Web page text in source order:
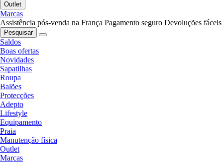
Outlet
Marcas
Assistência pós-venda na França Pagamento seguro Devoluções fáceis
Pesquisar
Saldos
Boas ofertas
Novidades
Sapatilhas
Roupa
Balões
Protecções
Adepto
Lifestyle
Equipamento
Praia
Manutenção física
Outlet
Marcas